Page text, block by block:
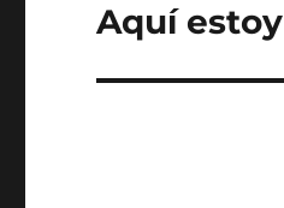
Entrada
Aquí estoy